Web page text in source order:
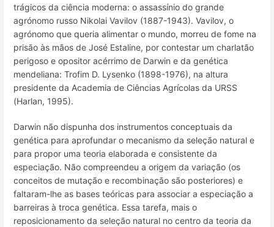
trágicos da ciência moderna: o assassínio do grande
agrónomo russo Nikolai Vavilov (1887-1943). Vavilov, o
agrónomo que queria alimentar o mundo, morreu de fome na
prisão às mãos de José Estaline, por contestar um charlatão
perigoso e opositor acérrimo de Darwin e da genética
mendeliana: Trofim D. Lysenko (1898-1976), na altura
presidente da Academia de Ciências Agrícolas da URSS
(Harlan, 1995).
Darwin não dispunha dos instrumentos conceptuais da
genética para aprofundar o mecanismo da seleção natural e
para propor uma teoria elaborada e consistente da
especiação. Não compreendeu a origem da variação (os
conceitos de mutação e recombinação são posteriores) e
faltaram-lhe as bases teóricas para associar a especiação a
barreiras à troca genética. Essa tarefa, mais o
reposicionamento da seleção natural no centro da teoria da